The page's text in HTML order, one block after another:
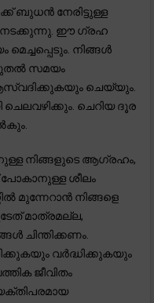
ബുധൻ നേരിട്ടുള്ള
നടക്കുന്നു. ഈ ഗ്രഹ
നിങ്ങൾ
സമയം
ചെയ്യും.
ചെറിയ ദൂര
നിങ്ങളുടെ ആഗ്രഹം,
ശീലം
മുന്നേറാൻ നിങ്ങളെ
മാത്രമല്ല,
ചിന്തിക്കണം.
വർദ്ധിക്കുകയും
ജീവിതം